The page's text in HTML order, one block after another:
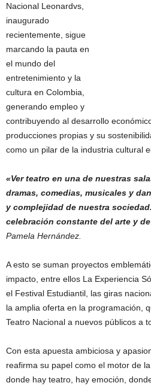
Nacional Leonardvs,
inaugurado
recientemente, sigue
marcando la pauta en
el mundo del
entretenimiento y la
cultura en Colombia,
generando empleo y
contribuyendo al desarrollo
producciones propias y su
como un pilar de la industria cultural
«Ver teatro en una de nuestras
dramas, comedias, musicales y
y complejidad de nuestra
celebración constante del arte y
Pamela Hernández.
A esto se suman proyectos
impacto, entre ellos La Experiencia
el Festival Estudiantil, las giras
la amplia oferta en la programación,
Teatro Nacional a nuevos públicos a
Con esta apuesta ambiciosa y
reafirma su papel como el motor de
donde hay teatro, hay emoción,